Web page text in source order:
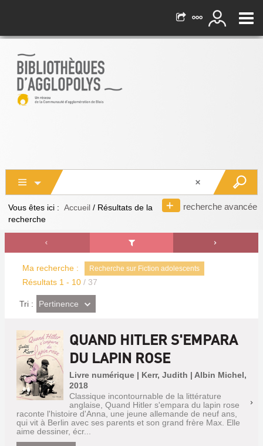
recherche avancée
Vous êtes ici : Accueil / Résultats de la
recherche
Ma recherche : Recherche sur Fiction adolescents
Résultats 1 - 10 / 37
Tri : (Effet
imédiat)
Pertinence
QUAND HITLER S'EMPARA
DU LAPIN ROSE
Livre numérique | Kerr, Judith | Albin Michel,
2018
Classique incontournable de la littérature
anglaise, Quand Hitler s'empara du lapin rose
raconte l'histoire d'Anna, une jeune allemande de neuf ans,
qui vit à Berlin avec ses parents et son grand frère Max. Elle
aime dessiner, écr...